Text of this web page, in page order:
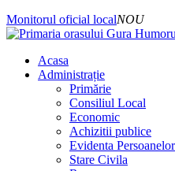
Monitorul oficial localNOU
Acasa
Administrație
Primărie
Consiliul Local
Economic
Achizitii publice
Evidenta Persoanelor
Stare Civila